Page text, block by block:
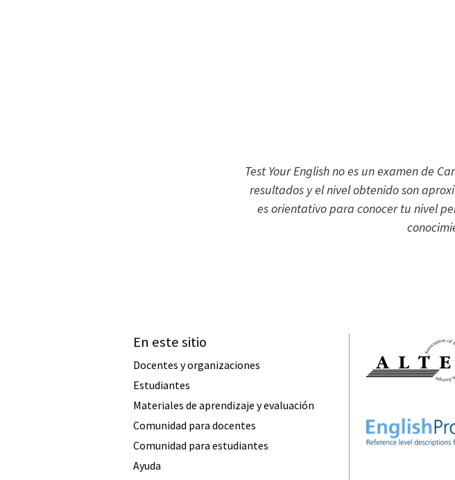
Test Your English no es un examen de
resultados y el nivel obtenido son
es orientativo para conocer tu nivel
En este sitio
Docentes y organizaciones
Estudiantes
Materiales de aprendizaje y evaluación
Comunidad para docentes
Comunidad para estudiantes
Ayuda